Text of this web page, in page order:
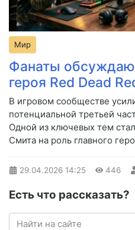
Мир
Фанаты
героя Red Dead
В игровом сообществе
потенциальной третьей
Одной из ключевых тем
Смита на роль главного
29.04.2026 14:25 446
Есть что рассказать?